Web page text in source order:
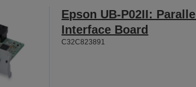
Epson UB-P02II: Parallel
Interface Board
C32C823891